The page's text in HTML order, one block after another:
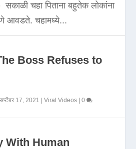
चहा पिताना बहुतेक लोकांना
आवडते. चहामध्ये...
Boss Refuses to
सप्टेंबर 17, 2021 |Viral Videos |0
With Human